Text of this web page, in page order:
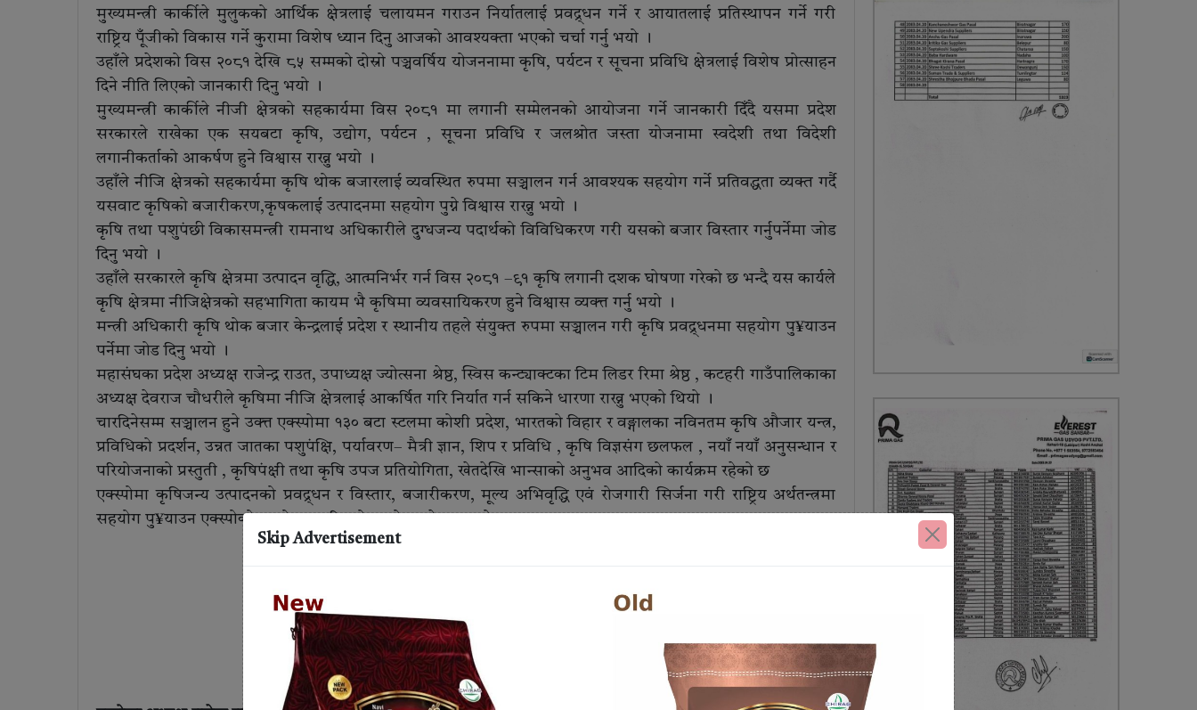
मुख्यमन्त्री कार्कीले मुलुकको आर्थिक क्षेत्रलाई चलायमन गराउन निर्यातलाई प्रवद्र्धन गर्ने र आयातलाई प्रतिस्थापन गर्ने गरी
राष्ट्रिय पूँजीको विकास गर्ने कुरामा विशेष ध्यान दिनु आजको आवश्यक्ता भएको चर्चा गर्नु भयो ।
उहाँले प्रदेशको विस २०८१ देखि ८५ सम्मको दोस्रो पञ्चवर्षिय योजननामा कृषि, पर्यटन र सूचना प्रविधि क्षेत्रलाई विशेष प्रोत्साहन
दिने नीति लिएको जानकारी दिनु भयो ।
मुख्यमन्त्री कार्कीले नीजी क्षेत्रको सहकार्यमा विस २०८१ मा लगानी सम्मेलनको आयोजना गर्ने जानकारी दिँदै यसमा प्रदेश
सरकारले राखेका एक सयबटा कृषि, उद्योग, पर्यटन , सूचना प्रविधि र जलश्रोत जस्ता योजनामा स्वदेशी तथा विदेशी
लगानीकर्ताको आकर्षण हुने विश्वास राख्नु भयो ।
उहाँले नीजि क्षेत्रको सहकार्यमा कृषि थोक बजारलाई व्यवस्थित रुपमा सञ्चालन गर्न आवश्यक सहयोग गर्ने प्रतिवद्धता व्यक्त गर्दै
यसवाट कृषिको बजारीकरण,कृषकलाई उत्पादनमा सहयोग पुग्ने विश्वास राख्नु भयो ।
कृषि तथा पशुपंछी विकासमन्त्री रामनाथ अधिकारीले दुग्धजन्य पदार्थको विविधिकरण गरी यसको बजार विस्तार गर्नुपर्नेमा जोड
दिनु भयो ।
उहाँले सरकारले कृषि क्षेत्रमा उत्पादन वृद्धि, आत्मनिर्भर गर्न विस २०८१ –९१ कृषि लगानी दशक घोषणा गरेको छ भन्दै यस कार्यले
कृषि क्षेत्रमा नीजिक्षेत्रको सहभागिता कायम भै कृषिमा व्यवसायिकरण हुने विश्वास व्यक्त्त गर्नु भयो ।
मन्त्री अधिकारी कृषि थोक बजार केन्द्रलाई प्रदेश र स्थानीय तहले संयुक्त रुपमा सञ्चालन गरी कृषि प्रवद्र्धनमा सहयोग पु¥याउन
पर्नेमा जोड दिनु भयो ।
महासंघका प्रदेश अध्यक्ष राजेन्द्र राउत, उपाध्यक्ष ज्योत्सना श्रेष्ठ, स्विस कन्ट्याक्टका टिम लिडर रिमा श्रेष्ठ , कटहरी गाउँपालिकाका
अध्यक्ष देवराज चौधरीले कृषिमा नीजि क्षेत्रलाई आकर्षित गरि निर्यात गर्न सकिने धारणा राख्नु भएको थियो ।
चारदिनेसम्म सञ्चालन हुने उक्त्त एक्स्पोमा १३० बटा स्टलमा कोशी प्रदेश, भारतको विहार र वङ्गालका नविनतम कृषि औजार यन्त्र,
प्रविधिको प्रदर्शन, उन्नत जातका पशुपंक्षि, पर्यावरण– मैत्री ज्ञान, शिप र प्रविधि , कृषि विज्ञसंग छलफल , नयाँ नयाँ अनुसन्धान र
परियोजनाको प्रस्तुती , कृषिपंक्षी तथा कृषि उपज प्रतियोगिता, खेतदेखि भान्साको अनुभव आदिको कार्यक्रम रहेको छ
एक्स्पोमा कृषिजन्य उत्पादनको प्रवद्र्धन र विस्तार, बजारीकरण, मूल्य अभिवृद्धि एवं रोजगारी सिर्जना गरी राष्ट्रिय अर्थतन्त्रमा
सहयोग पु¥याउन एक्स्पोको आयोजना गरिएको आयोजकले जनाएको छ ।
Skip Advertisement